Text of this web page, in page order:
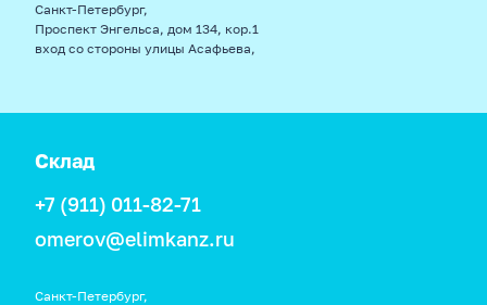
Санкт-Петербург,
Проспект Энгельса, дом 134, кор.1
вход со стороны улицы Асафьева,
Склад
+7 (911) 011-82-71
omerov@elimkanz.ru
Санкт-Петербург,